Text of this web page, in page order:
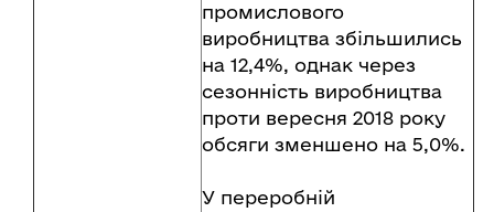
промислового
виробництва збільшились
на 12,4%, однак через
сезонність виробництва
проти вересня 2018 року
обсяги зменшено на 5,0%.
У переробній